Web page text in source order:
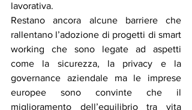
lavorativa.
Restano ancora alcune barriere che
rallentano l’adozione di progetti di smart
working che sono legate ad aspetti
come la sicurezza, la privacy e la
governance aziendale ma le imprese
europee sono convinte che il
miglioramento dell’equilibrio tra vita